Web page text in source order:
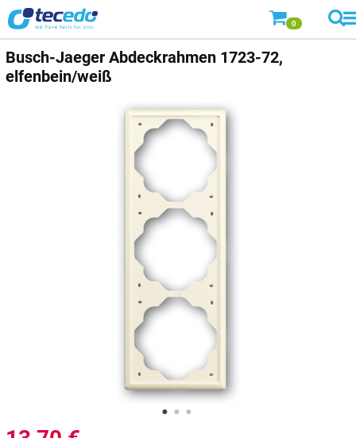
0
Busch-Jaeger Abdeckrahmen 1723-72,
elfenbein/weiß